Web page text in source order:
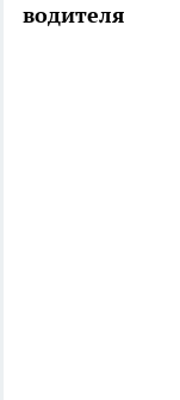
водителя